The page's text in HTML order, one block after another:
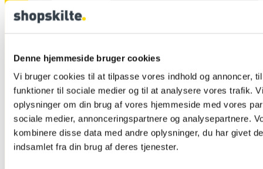
Denne hjemmeside bruger cookies
Vi bruger cookies til at tilpasse vores indhold og annoncer,
funktioner til sociale medier og til at analysere vores trafik.
oplysninger om din brug af vores hjemmeside med vores
sociale medier, annonceringspartnere og analysepartnere.
kombinere disse data med andre oplysninger, du har givet
indsamlet fra din brug af deres tjenester.
Populære
produkter
Og Tv Stand
Dørskilte ,
Infoskilte
Kontorartikler
Se Alt
Kontor/butikudstyr